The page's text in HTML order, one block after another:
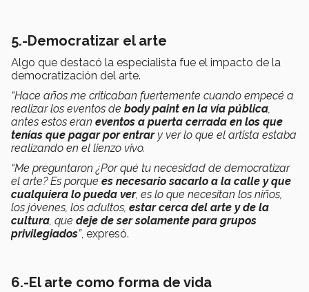
5.-Democratizar el arte
Algo que destacó la especialista fue el impacto de la
democratización del arte.
“Hace años me criticaban fuertemente cuando empecé a
realizar los eventos de body paint en la vía pública,
antes estos eran eventos a puerta cerrada en los que
tenías que pagar por entrary ver lo que el artista estaba
realizando en el lienzo vivo.
“Me preguntaron ¿Por qué tu necesidad de democratizar
el arte? Es porque es necesario sacarlo a la calle y que
cualquiera lo pueda ver, es lo que necesitan los niños,
los jóvenes, los adultos, estar cerca del arte y de la
cultura, que deje de ser solamente para grupos
privilegiados”, expresó.
6.-El arte como forma de vida